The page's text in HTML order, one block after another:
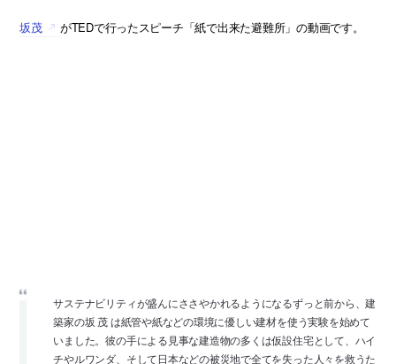
坂茂 がTEDで行ったスピーチ「紙で出来た避難所」の動画です。
サステナビリティが盛んにささやかれるようになるずっと前から、建
築家の坂 茂 は紙管や紙などの環境に優しい建材を使う実験を始めて
いました。彼の手による見事な建造物の多くは仮設住宅として、ハイ
チやルワンダ、そして日本などの被災地で全てを失った人々を救うた